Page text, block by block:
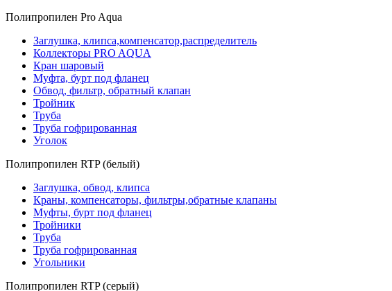
Полипропилен Pro Aqua
Заглушка, клипса,компенсатор,распределитель
Коллекторы PRO AQUA
Кран шаровый
Муфта, бурт под фланец
Обвод, фильтр, обратный клапан
Тройник
Труба
Труба гофрированная
Уголок
Полипропилен RTP (белый)
Заглушка, обвод, клипса
Краны, компенсаторы, фильтры,обратные клапаны
Муфты, бурт под фланец
Тройники
Труба
Труба гофрированная
Угольники
Полипропилен RTP (серый)